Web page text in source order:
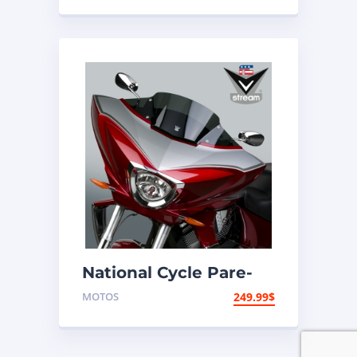
National Cycle Pare-
brise aéroacoustique
MOTOS 249.99$